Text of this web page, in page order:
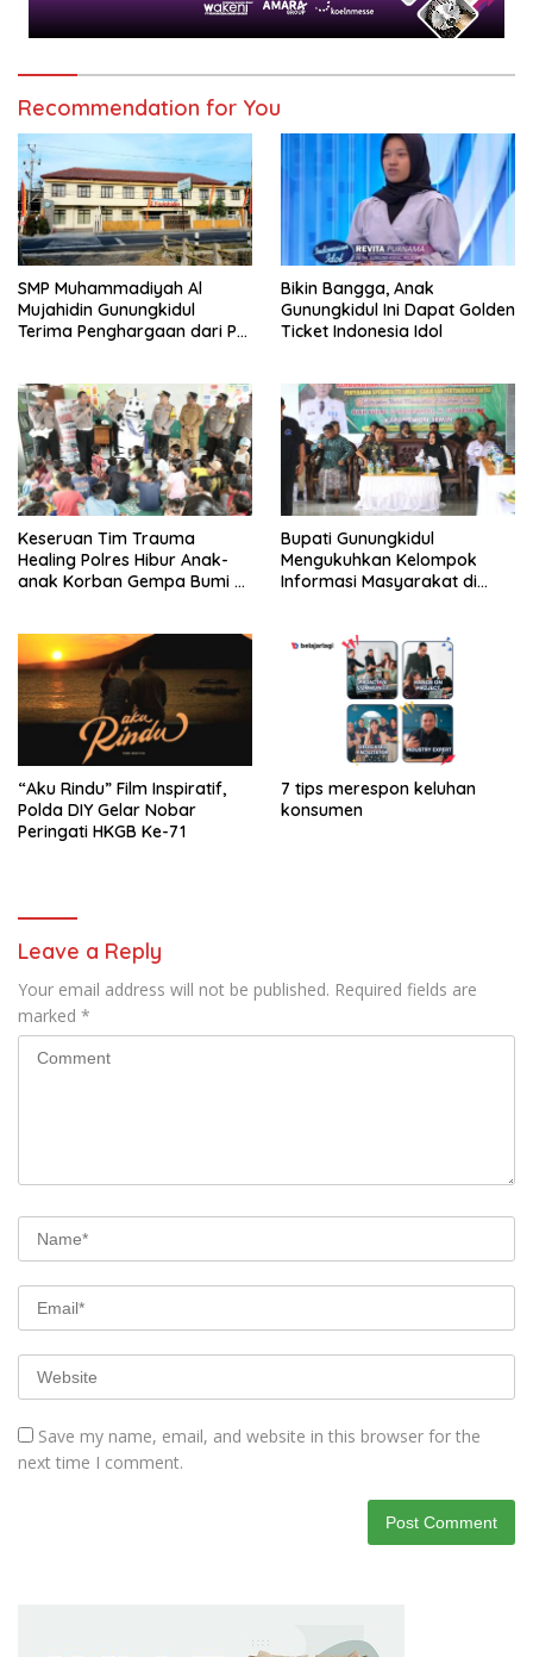
Recommendation for You
SMP Muhammadiyah Al
Mujahidin Gunungkidul
Terima Penghargaan dari PP
Bikin Bangga, Anak
Gunungkidul Ini Dapat Golden
Ticket Indonesia Idol
Keseruan Tim Trauma
Healing Polres Hibur Anak-
anak Korban Gempa Bumi di
Bupati Gunungkidul
Mengukuhkan Kelompok
Informasi Masyarakat di
“Aku Rindu” Film Inspiratif,
Polda DIY Gelar Nobar
Peringati HKGB Ke-71
7 tips merespon keluhan
konsumen
Leave a Reply
Your email address will not be published. Required fields are
marked *
Save my name, email, and website in this browser for the
next time I comment.